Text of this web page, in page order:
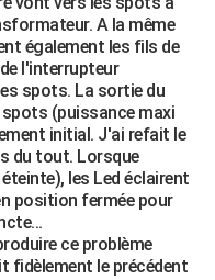
A la même
également les fils de
l'interrupteur
spots. La sortie du
(puissance maxi
initial. J'ai refait le
du tout. Lorsque
les Led éclairent
position fermée pour
ce problème
fidèlement le précédent